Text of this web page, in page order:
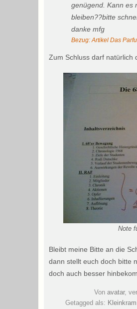
genügend. Kann es
bleiben??bitte
danke mfg
Bezug: Artikel Das
Zum Schluss darf natürlich
Note
Bleibt meine Bitte an die
dann stellt euch doch bitte
doch auch besser
Von avatar,
Getagged als: Kleinkram